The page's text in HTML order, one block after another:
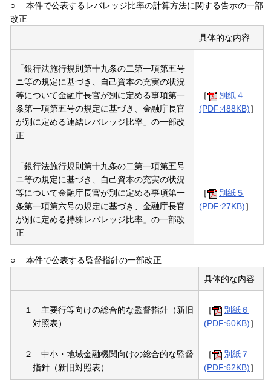
○
本件で公表するレバレッジ比率の計算方法に関する告示の一部
改正
具体的な内容
「銀行法施行規則第十九条の二第一項第五号
ニ等の規定に基づき、自己資本の充実の状況
等について金融庁長官が別に定める事項第一
条第一項第五号の規定に基づき、金融庁長官
が別に定める連結レバレッジ比率」の一部改
正
［
別紙４
(PDF:488KB)］
「銀行法施行規則第十九条の二第一項第五号
ニ等の規定に基づき、自己資本の充実の状況
等について金融庁長官が別に定める事項第一
条第一項第六号の規定に基づき、金融庁長官
が別に定める持株レバレッジ比率」の一部改
正
［
別紙５
(PDF:27KB)］
○
本件で公表する監督指針の一部改正
具体的な内容
１
主要行等向けの総合的な監督指針（新旧
対照表）
［
別紙６
(PDF:60KB)］
２
中小・地域金融機関向けの総合的な監督
指針（新旧対照表）
［
別紙７
(PDF:62KB)］